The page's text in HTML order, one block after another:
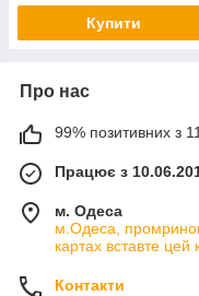
Купити
Про нас
99% позитивних з
Працює з
м. Одеса
м.Одеса,
картах вставте
Контакти